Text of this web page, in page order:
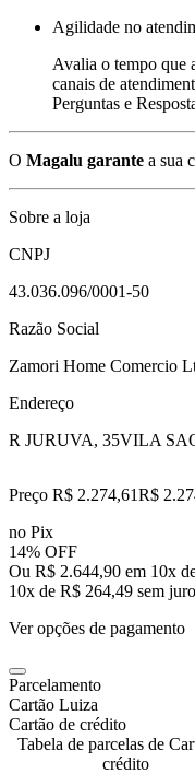
Agilidade no
Avalia o tempo que
canais de
Perguntas e
O Magalu garante a sua
Sobre a loja
CNPJ
43.036.096/0001-50
Razão Social
Zamori Home Comercio
Endereço
R JURUVA, 35VILA
Preço R$ 2.274,61R$
no Pix
14% OFF
Ou R$ 2.644,90 em 10x
10x de R$ 264,49 sem
Ver opções de pagamento
Parcelamento
Cartão Luiza
Cartão de crédito
Tabela de parcelas de
crédito